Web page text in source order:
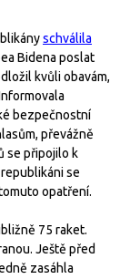
schválila
Bidena poslat
kvůli obavám,
bezpečnostní
převážně
se připojilo k
se
opatření.
75 raket.
Ještě před
zasáhla